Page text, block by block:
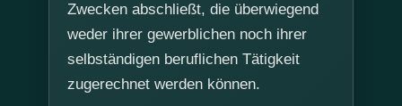
Zwecken abschließt, die überwiegend
weder ihrer gewerblichen noch ihrer
selbständigen beruflichen Tätigkeit
zugerechnet werden können.